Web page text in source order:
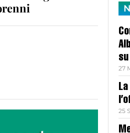
27
25